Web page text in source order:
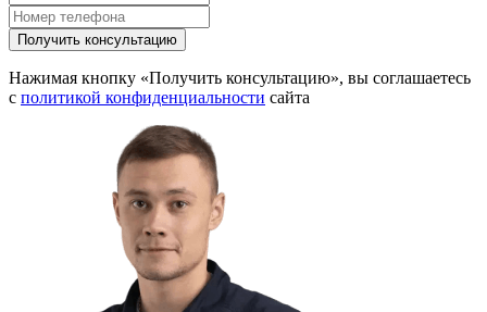
Получить консультацию
Нажимая кнопку «Получить консультацию», вы соглашаетесь
с политикой конфиденциальности сайта